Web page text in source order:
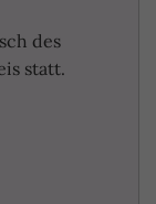
des
statt.